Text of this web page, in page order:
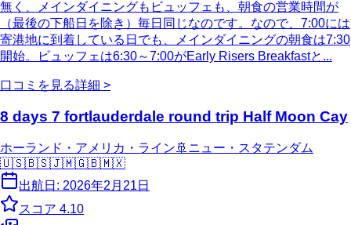
無く、メインダイニングもビュッフェも、朝食の営業時間が
（最後の下船日を除き）毎日同じなのです。なので、7:00には
寄港地に到着している日でも、メインダイニングの朝食は7:30
開始。ビュッフェは6:30～7:00がEarly Risers Breakfastと...
口コミを見る詳細 >
8 days 7 fortlauderdale round trip Half Moon Cay
ホーランド・アメリカ・ライン 🚢 ニュー・スタテンダム
🇺🇸🇧🇸🇯🇲🇬🇧🇲🇽
出航日: 2026年2月21日
スコア 4.10